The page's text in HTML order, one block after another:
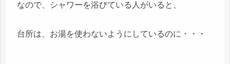
なので、シャワーを浴びている人がいると、
台所は、お湯を使わないようにしているのに・・・